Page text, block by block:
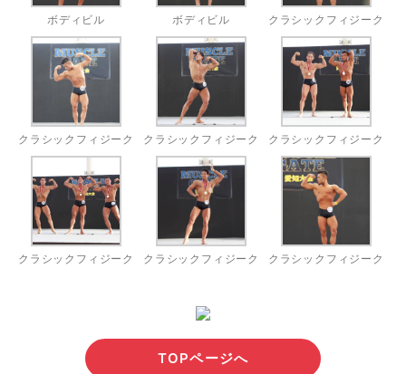
ボディビル ボディビル クラシックフィジーク
クラシックフィジーク クラシックフィジーク クラシックフィジーク
クラシックフィジーク クラシックフィジーク クラシックフィジーク
TOPページへ